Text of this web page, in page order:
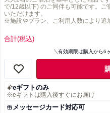
で/12歳以下) のご同伴も可能です。ご
いただけます。
※施設やプラン、ご利用人数により追
合計(税込)
有効期限は購入から6
eギフトのみ
※eギフトは購入後すぐにお届け
メッセージカード対応可